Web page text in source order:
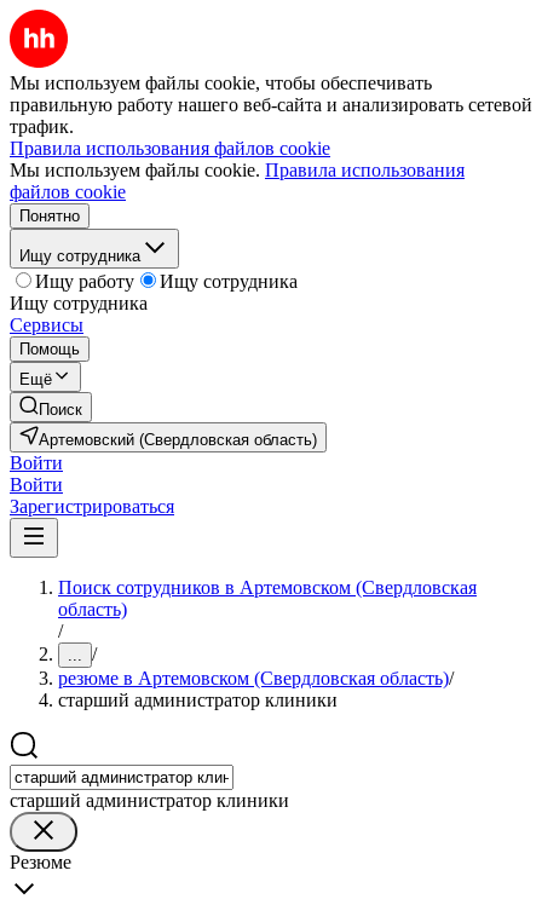
Мы используем файлы cookie, чтобы обеспечивать
правильную работу нашего веб-сайта и анализировать сетевой
трафик.
Правила использования файлов cookie
Мы используем файлы cookie. Правила использования
файлов cookie
Понятно
Ищу сотрудника
Ищу работу
Ищу сотрудника
Ищу сотрудника
Сервисы
Помощь
Ещё
Поиск
Артемовский (Свердловская область)
Войти
Войти
Зарегистрироваться
Поиск сотрудников в Артемовском (Свердловская
область)
/
... /
резюме в Артемовском (Свердловская область)/
старший администратор клиники
старший администратор клиники
Резюме